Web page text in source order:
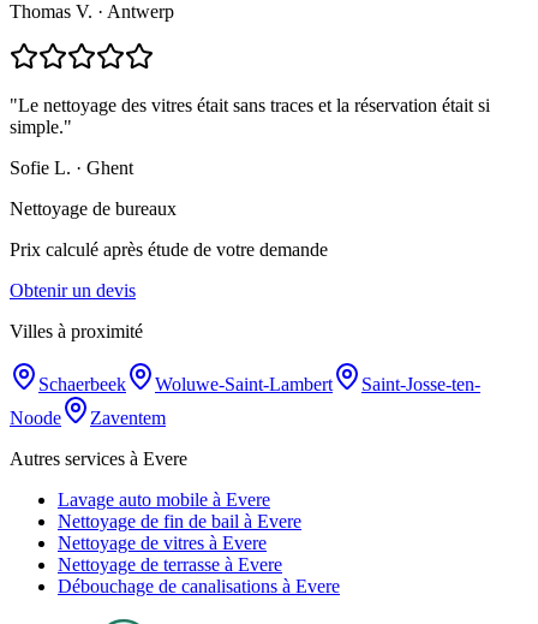
Thomas V. · Antwerp
"Le nettoyage des vitres était sans traces et la réservation était si
simple."
Sofie L. · Ghent
Nettoyage de bureaux
Prix calculé après étude de votre demande
Obtenir un devis
Villes à proximité
Schaerbeek Woluwe-Saint-Lambert
Saint-Josse-ten-
Noode
Zaventem
Autres services à Evere
Lavage auto mobile à Evere
Nettoyage de fin de bail à Evere
Nettoyage de vitres à Evere
Nettoyage de terrasse à Evere
Débouchage de canalisations à Evere